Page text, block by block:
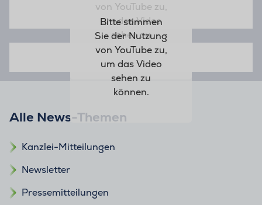
von YouTube zu,
um das Video
sehen zu
können.
Bitte stimmen
Sie der Nutzung
von YouTube zu,
um das Video
sehen zu
können.
Alle News-Themen
Kanzlei-Mitteilungen
Newsletter
Pressemitteilungen